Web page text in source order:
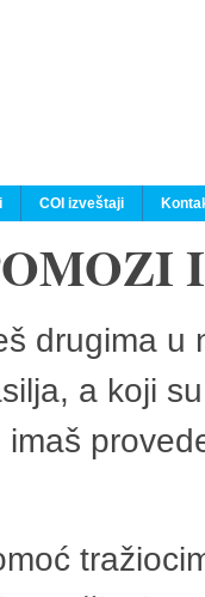
COI izveštaji
drugima
a koji